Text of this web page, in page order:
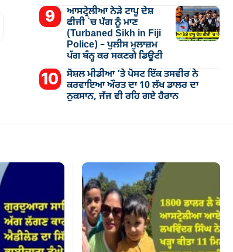
ਆਸਟ੍ਰੇਲੀਆ ਨੇੜੇ ਟਾਪੂ ਦੇਸ਼
ਫੀਜੀ `ਚ ਪੱਗ ਨੂੰ ਮਾਣ
(Turbaned Sikh in Fiji
Police) – ਪੁਲੀਸ ਮੁਲਾਜ਼ਮ
ਪੱਗ ਬੰਨ੍ਹ ਕਰ ਸਕਣਗੇ ਡਿਊਟੀ
ਸੋਸ਼ਲ ਮੀਡੀਆ ’ਤੇ ਪੋਸਟ ਇੱਕ ਤਸਵੀਰ ਨੇ
ਕਰਵਾਇਆ ਔਰਤ ਦਾ 10 ਲੱਖ ਡਾਲਰ ਦਾ
ਨੁਕਸਾਨ, ਜੱਜ ਵੀ ਰਹਿ ਗਏ ਹੈਰਾਨ